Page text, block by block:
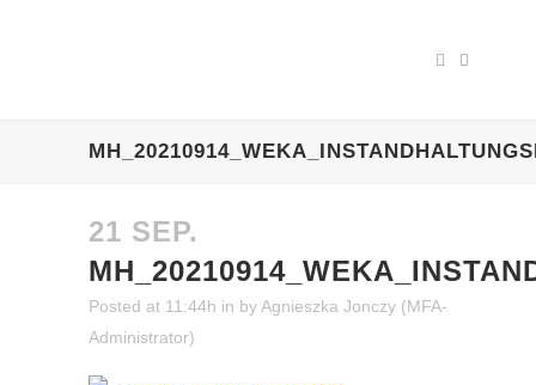
21 SEP.
Posted at 11:44h in byAgnieszka Jonczy (MFA-
Administrator)